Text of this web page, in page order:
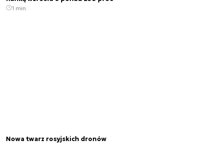
1 min.
Nowa twarz rosyjskich dronów